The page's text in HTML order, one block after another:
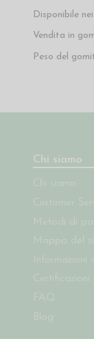
Disponibile
Vendita in
Peso del
Chi siamo
Chi siamo
Customer
Metodi di
Mappa del
Informazioni
FAQ
Blog